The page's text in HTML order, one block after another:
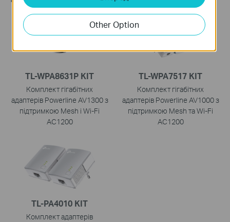
TL-WPA8631P KIT
Комплект гігабітних
адаптерів Powerline AV1300 з
підтримкою Mesh і Wi‑Fi
AC1200
TL-WPA7517 KIT
Комплект гігабітних
адаптерів Powerline AV1000 з
підтримкою Mesh та Wi-Fi
AC1200
TL-PA4010 KIT
Комплект адаптерів
Other Option